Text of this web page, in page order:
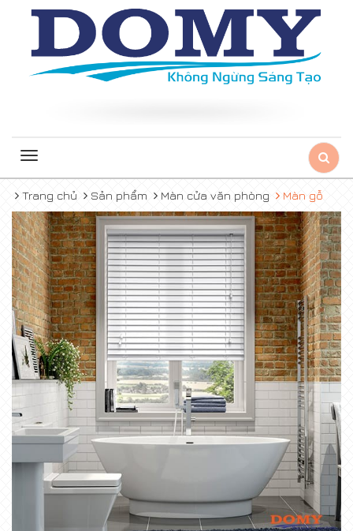
Toggle
Trang chủ
Sản phẩm Màn cửa văn phòng Màn gỗ